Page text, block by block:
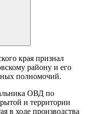
края признал
району и его
полномочий.
ОВД по
и территории
в ходе производства